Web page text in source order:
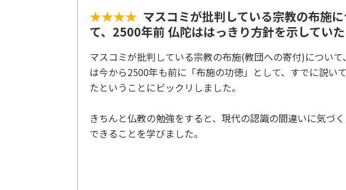
★★★★ マスコミが批判している宗教の布施
て、2500年前 仏陀ははっきり方針を示してい
マスコミが批判している宗教の布施(教団への寄付)について
は今から2500年も前に「布施の功徳」として、すでに説い
たということにビックリしました。
きちんと仏教の勉強をすると、現代の認識の間違いに気づ
できることを学びました。